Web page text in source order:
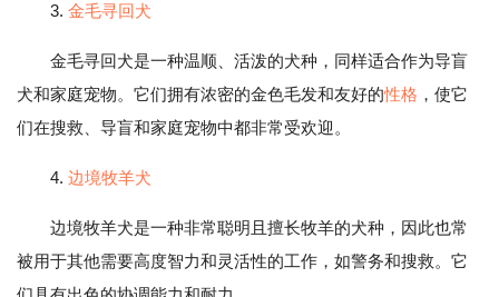
3. 金毛寻回犬
金毛寻回犬是一种温顺、活泼的犬种，同样适合作为导盲
犬和家庭宠物。它们拥有浓密的金色毛发和友好的性格 ，使它
们在搜救、导盲和家庭宠物中都非常受欢迎。
4. 边境牧羊犬
边境牧羊犬是一种非常聪明且擅长牧羊的犬种，因此也常
被用于其他需要高度智力和灵活性的工作，如警务和搜救。它